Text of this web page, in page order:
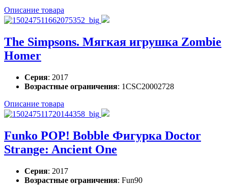
Описание товара
The Simpsons. Мягкая игрушка Zombie
Homer
Серия: 2017
Возрастные ограничения: 1CSC20002728
Описание товара
Funko POP! Bobble Фигурка Doctor
Strange: Ancient One
Серия: 2017
Возрастные ограничения: Fun90